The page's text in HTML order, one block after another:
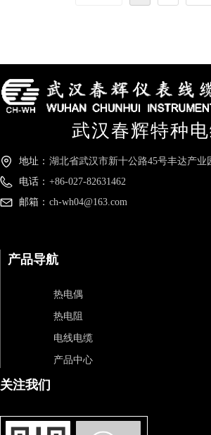
地址： 湖北省武汉市新十公路45号丰达产业
电话： +86-027-82631462
邮箱： ch-wh04@163.com
武汉春辉特种
热电偶
热电阻
电线电缆
产品中心
产品导航
关注我们